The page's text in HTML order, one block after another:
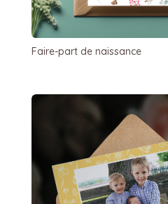
Faire-part de naissance